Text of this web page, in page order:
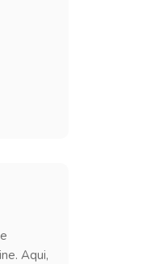
Aqui,